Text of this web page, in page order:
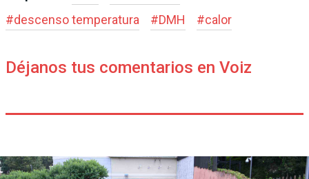
#descenso temperatura #DMH #calor
Déjanos tus comentarios en Voiz